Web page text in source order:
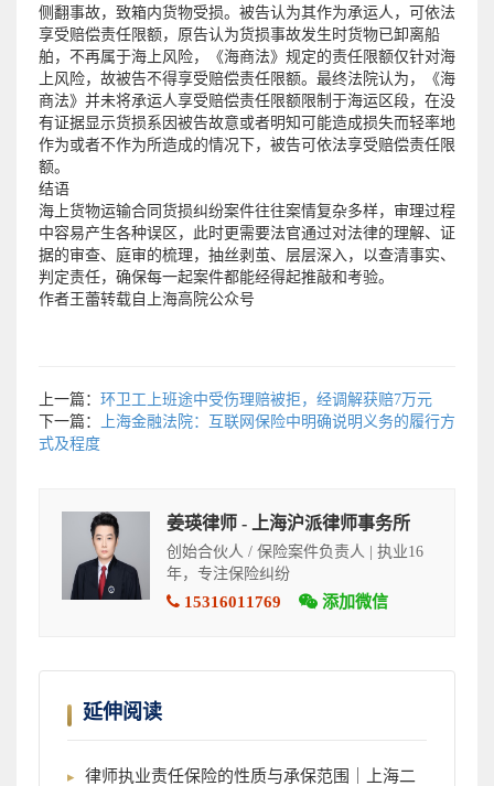
侧翻事故，致箱内货物受损。被告认为其作为承运人，可依法
享受赔偿责任限额，原告认为货损事故发生时货物已卸离船
舶，不再属于海上风险，《海商法》规定的责任限额仅针对海
上风险，故被告不得享受赔偿责任限额。最终法院认为，《海
商法》并未将承运人享受赔偿责任限额限制于海运区段，在没
有证据显示货损系因被告故意或者明知可能造成损失而轻率地
作为或者不作为所造成的情况下，被告可依法享受赔偿责任限
额。
结语
海上货物运输合同货损纠纷案件往往案情复杂多样，审理过程
中容易产生各种误区，此时更需要法官通过对法律的理解、证
据的审查、庭审的梳理，抽丝剥茧、层层深入，以查清事实、
判定责任，确保每一起案件都能经得起推敲和考验。
作者王蕾转载自上海高院公众号
上一篇： 环卫工上班途中受伤理赔被拒，经调解获赔7万元
下一篇：
上海金融法院：互联网保险中明确说明义务的履行方
式及程度
姜瑛律师 - 上海沪派律师事务所
创始合伙人 / 保险案件负责人 | 执业16
年，专注保险纠纷
15316011769 添加微信
延伸阅读
律师执业责任保险的性质与承保范围｜上海二